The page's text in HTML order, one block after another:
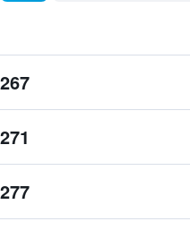
267 ﷼
271 ﷼
277 ﷼